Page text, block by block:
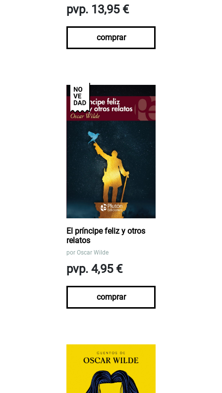
pvp. 13,95 €
comprar
El príncipe feliz y otros
relatos
por Oscar Wilde
pvp. 4,95 €
comprar